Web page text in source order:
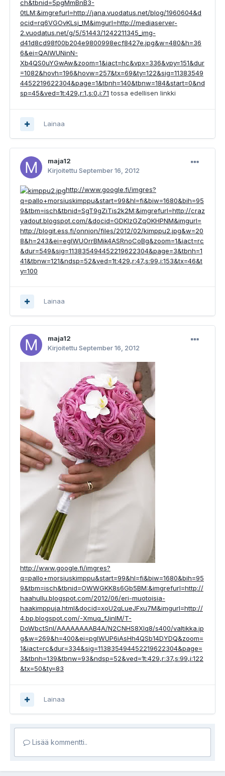
ch&tbnid=5pgMmBnB3-
0tLM:&imgrefurl=http://jana.vuodatus.net/blog/1960604&d
ocid=rq6VGOvKLsj_tM&imgurl=http://mediaserver-
2.vuodatus.net/g/5/51443/1242211345_img-
d41d8cd98f00b204e9800998ecf8427e.jpg&w=480&h=36
6&ei=QAlWUNinN-
Xb4QS0uYGwAw&zoom=1&iact=hc&vpx=336&vpy=151&dur
=1082&hovh=196&hovw=257&tx=69&ty=122&sig=11383549
4452219622304&page=1&tbnh=140&tbnw=184&start=0&nd
sp=45&ved=1t:429,r:1,s:0,i:71 tossa edellisen linkki
Lainaa
maja12
Kirjoitettu September 16, 2012
http://www.google.fi/imgres?
q=pallo+morsiuskimppu&start=99&hl=fi&biw=1680&bih=95
9&tbm=isch&tbnid=SgT9gZiTis2k2M:&imgrefurl=http://craz
yadout.blogspot.com/&docid=GDKIzGZqOKHPNM&imgurl=
http://blogit.ess.fi/onnion/files/2012/02/kimppu2.jpg&w=20
8&h=243&ei=eglWUOrrBMik4ASRnoCoBg&zoom=1&iact=rc
&dur=549&sig=113835494452219622304&page=3&tbnh=1
41&tbnw=121&ndsp=52&ved=1t:429,r:47,s:99,i:153&tx=46&t
y=100
Lainaa
maja12
Kirjoitettu September 16, 2012
http://www.google.fi/imgres?
q=pallo+morsiuskimppu&start=99&hl=fi&biw=1680&bih=95
9&tbm=isch&tbnid=OWWGKK8s6Gb5BM:&imgrefurl=http://
haahullu.blogspot.com/2012/06/eri-muotoisia-
haakimppuja.html&docid=xoU2qLueJFxu7M&imgurl=http://
4.bp.blogspot.com/-Xmuq_fJinIM/T-
DoWbctSnI/AAAAAAAAB4A/N2CNHS8XIq8/s400/valtikka.jp
g&w=269&h=400&ei=pglWUP6iAsHh4QSb14DYDQ&zoom=
1&iact=rc&dur=334&sig=113835494452219622304&page=
3&tbnh=139&tbnw=93&ndsp=52&ved=1t:429,r:37,s:99,i:122
&tx=50&ty=83
Lainaa
Lisää kommentti..